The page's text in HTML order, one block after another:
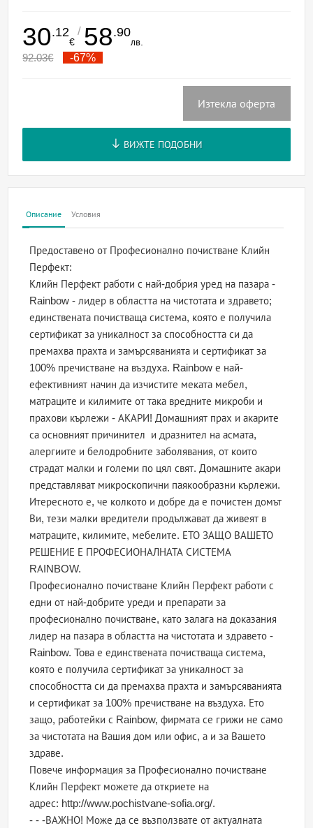
30.12
€
/ 58.90
лв.
92.03€ -67%
Изтекла оферта
ВИЖТЕ ПОДОБНИ
Описание Условия
Предоставено от Професионално почистване Клийн
Перфект:
Клийн Перфект работи с най-добрия уред на пазара -
Rainbow - лидер в областта на чистотата и здравето;
единствената почистваща система, която е получила
сертификат за уникалност за способността си да
премахва прахта и замърсяванията и сертификат за
100% пречистване на въздуха. Rainbow е най-
ефективният начин да изчистите меката мебел,
матраците и килимите от така вредните микроби и
прахови кърлежи - АКАРИ! Домашният прах и акарите
са основният причинител и дразнител на асмата,
алергиите и белодробните заболявания, от които
страдат малки и големи по цял свят. Домашните акари
представляват микроскопични паякообразни кърлежи.
Итересното е, че колкото и добре да е почистен домът
Ви, тези малки вредители продължават да живеят в
матраците, килимите, мебелите. ЕТО ЗАЩО ВАШЕТО
РЕШЕНИЕ Е ПРОФЕСИОНАЛНАТА СИСТЕМА
RАINBOW.
Професионално почистване Клийн Перфект работи с
едни от най-добрите уреди и препарати за
професионално почистване, като залага на доказания
лидер на пазара в областта на чистотата и здравето -
Rainbow. Toва е единствената почистваща система,
която е получила сертификат за уникалност за
способността си да премахва прахта и замърсяванията
и сертификат за 100% пречистване на въздуха. Ето
защо, работейки с Rainbow, фирмата се грижи не само
за чистотата на Вашия дом или офис, а и за Вашето
здраве.
Повече информация за Професионално почистване
Клийн Перфект можете да откриете на
адрес: http://www.pochistvane-sofia.org/.
- - -ВАЖНО! Може да се възползвате от актуалната